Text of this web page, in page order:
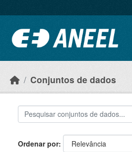
Conjuntos de dados
Ordenar por